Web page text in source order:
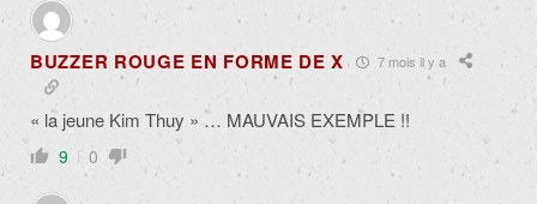
BUZZER ROUGE EN FORME DE X 7 mois il y a
« la jeune Kim Thuy » … MAUVAIS EXEMPLE !!
9 0